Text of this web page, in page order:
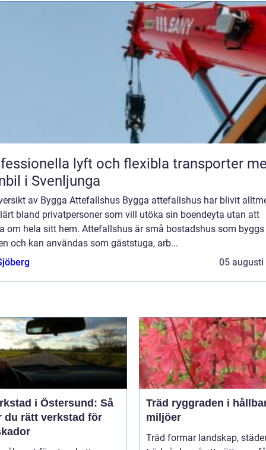
lyft och flexibla transporter
i Svenljunga
av Bygga Attefallshus Bygga attefallshus har blivit
bland privatpersoner som vill utöka sin boendeyta utan att
om hela sitt hem. Attefallshus är små bostadshus som
och kan användas som gäststuga, arb...
05 augusti
i Östersund: Så
du rätt verkstad för
Träd ryggraden i hållbara
miljöer
Träd formar landskap,